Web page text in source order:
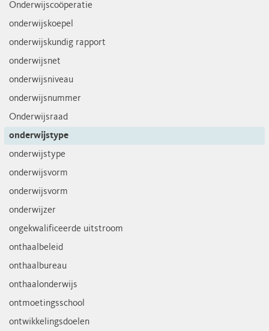
Onderwijscoöperatie
onderwijskoepel
onderwijskundig rapport
onderwijsnet
onderwijsniveau
onderwijsnummer
Onderwijsraad
onderwijstype
onderwijstype
onderwijsvorm
onderwijsvorm
onderwijzer
ongekwalificeerde uitstroom
onthaalbeleid
onthaalbureau
onthaalonderwijs
ontmoetingsschool
ontwikkelingsdoelen